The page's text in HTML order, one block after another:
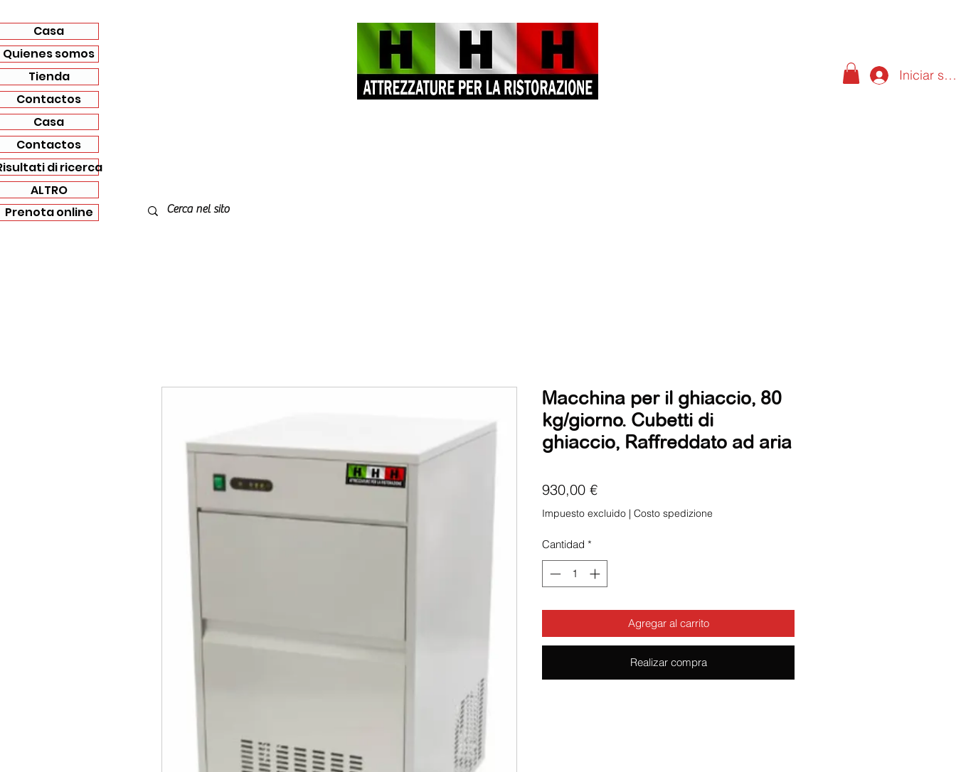
Casa
Quienes somos
Tienda
Contactos
Casa
Contactos
di ricerca
ALTRO
Prenota online
Iniciar
Macchina per il ghiaccio, 80
kg/giorno. Cubetti di
ghiaccio, Raffreddato ad aria
930,00 €Precio
Impuesto excluido | Costo spedizione
Cantidad *
Agregar al carrito
Realizar compra